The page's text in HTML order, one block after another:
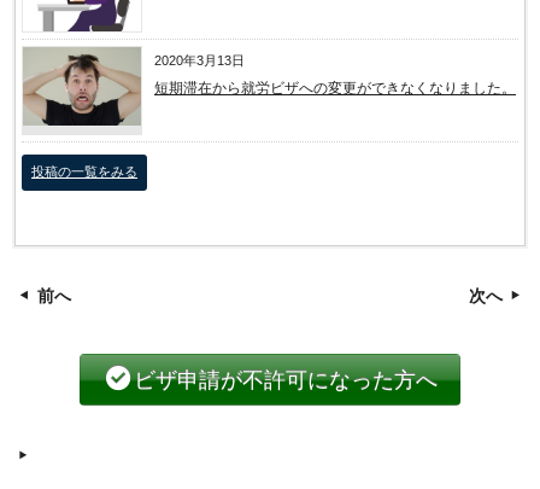
2020年3月13日
短期滞在から就労ビザへの変更ができなくなりました。
投稿の一覧をみる
前へ 次へ
ビザ申請が不許可になった方へ